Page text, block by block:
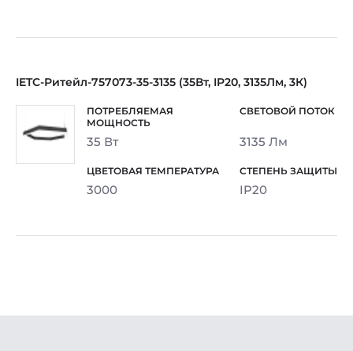
IETC-Ритейл-757073-35-3135 (35Вт, IP20, 3135Лм, 3К)
35 Вт 3135 Лм
3000 IP20